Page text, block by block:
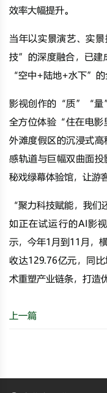
效率大幅提升。
当年以实景演艺、实
技”的深度融合，已建
“空中+陆地+水下”的
影视创作的“质”“量”
全方位体验“住在电
外滩度假区的沉浸式
感轨道与巨幅双曲面
秘戏绿幕体验馆，让游
“聚力科技赋能，我
如正在试运行的AI影
示，今年1月到11月，
收达129.76亿元，同
术重塑产业链条，打造
上一篇